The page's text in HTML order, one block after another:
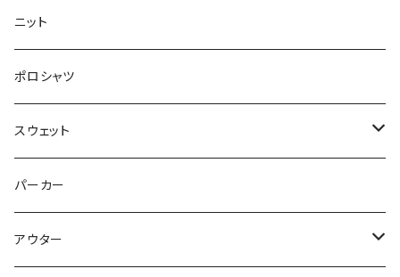
ロングTシャツ
タンクトップ
ニット
ポロシャツ
スウェット
トップス
パンツ
パーカー
アウター